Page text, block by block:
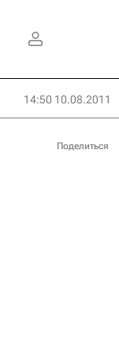
14:50 10.08.2011
Поделиться